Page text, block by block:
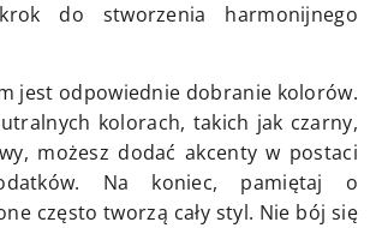
do stworzenia harmonijnego
jest odpowiednie dobranie kolorów.
kolorach, takich jak czarny,
możesz dodać akcenty w postaci
Na koniec, pamiętaj o
często tworzą cały styl. Nie bój się